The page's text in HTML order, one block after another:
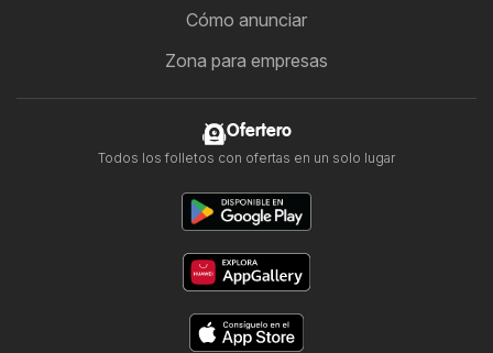
Cómo anunciar
Zona para empresas
Ofertero
Todos los folletos con ofertas en un solo lugar